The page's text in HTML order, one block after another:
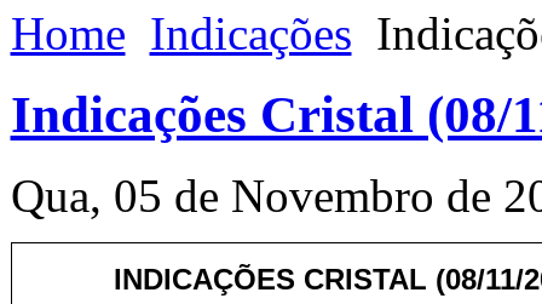
Home Indicações
Indicações Cristal (08/
Qua, 05 de Novembro de
INDICAÇÕES CRISTAL (08/11/